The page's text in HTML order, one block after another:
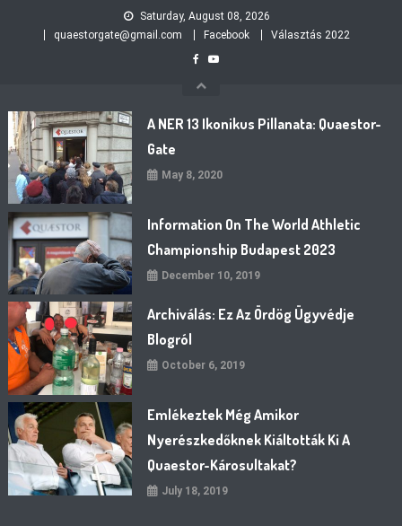
Saturday, August 08, 2026
quaestorgate@gmail.com
Facebook Választás 2022
A NER 13 Ikonikus Pillanata: Quaestor-
Gate
May 8, 2020
Information On The World Athletic
Championship Budapest 2023
December 10, 2019
Archiválás: Ez Az Ördög Ügyvédje
Blogról
October 6, 2019
Emlékeztek Még Amikor
Nyerészkedőknek Kiáltották Ki A
Quaestor-Károsultakat?
July 18, 2019